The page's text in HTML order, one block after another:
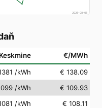
2026-08-06
Keskmine €/MWh
/kWh
€ 138.09
/kWh
€ 109.93
/kWh
€ 108.11